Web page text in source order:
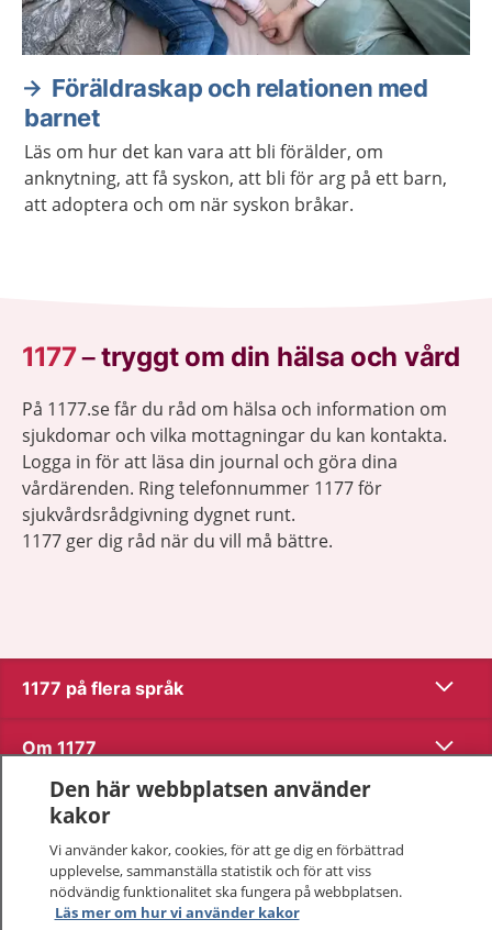
Föräldraskap och relationen med
barnet
Läs om hur det kan vara att bli förälder, om
anknytning, att få syskon, att bli för arg på ett barn,
att adoptera och om när syskon bråkar.
1177–tryggt om din hälsa och vård
På 1177.se får du råd om hälsa och information om
sjukdomar och vilka mottagningar du kan kontakta.
Logga in för att läsa din journal och göra dina
vårdärenden. Ring telefonnummer 1177 för
sjukvårdsrådgivning dygnet runt.
1177 ger dig råd när du vill må bättre.
1177 på flera språk Visa
Om 1177 Visa
Kontakt
Behandling av personuppgifter
Den här webbplatsen använder
kakor
Vi använder kakor, cookies, för att ge dig en förbättrad
upplevelse, sammanställa statistik och för att viss
nödvändig funktionalitet ska fungera på webbplatsen.
Läs mer om hur vi använder kakor